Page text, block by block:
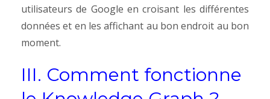
utilisateurs de Google en croisant les différentes
données et en les affichant au bon endroit au bon
moment.
III. Comment fonctionne